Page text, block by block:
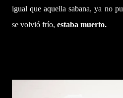
igual que aquella sabana, ya no
se volvió frío, estaba muerto.